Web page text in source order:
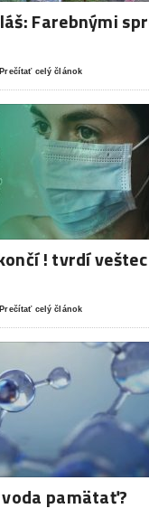
Farebnými
Prečítať celý článok
! tvrdí
Prečítať celý článok
pamätať?